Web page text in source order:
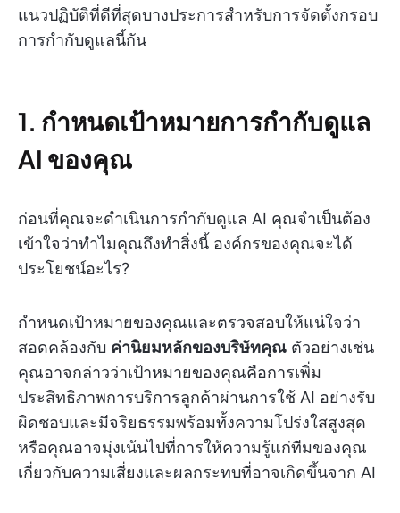
แนวปฏิบัติที่ดีที่สุดบางประการสำหรับการจัดตั้งกรอบ
การกำกับดูแลนี้กัน
1. กำหนดเป้าหมายการกำกับดูแล
AI ของคุณ
ก่อนที่คุณจะดำเนินการกำกับดูแล AI คุณจำเป็นต้อง
เข้าใจว่าทำไมคุณถึงทำสิ่งนี้ องค์กรของคุณจะได้
ประโยชน์อะไร?
กำหนดเป้าหมายของคุณและตรวจสอบให้แน่ใจว่า
สอดคล้องกับ ค่านิยมหลักของบริษัทคุณ ตัวอย่างเช่น
คุณอาจกล่าวว่าเป้าหมายของคุณคือการเพิ่ม
ประสิทธิภาพการบริการลูกค้าผ่านการใช้ AI อย่างรับ
ผิดชอบและมีจริยธรรมพร้อมทั้งความโปร่งใสสูงสุด
หรือคุณอาจมุ่งเน้นไปที่การให้ความรู้แก่ทีมของคุณ
เกี่ยวกับความเสี่ยงและผลกระทบที่อาจเกิดขึ้นจาก AI